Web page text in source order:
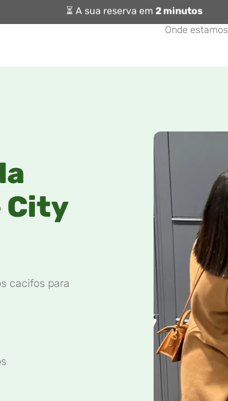
⏳ A sua reserva em 2 minutos
Onde estamos
City
cacifos para